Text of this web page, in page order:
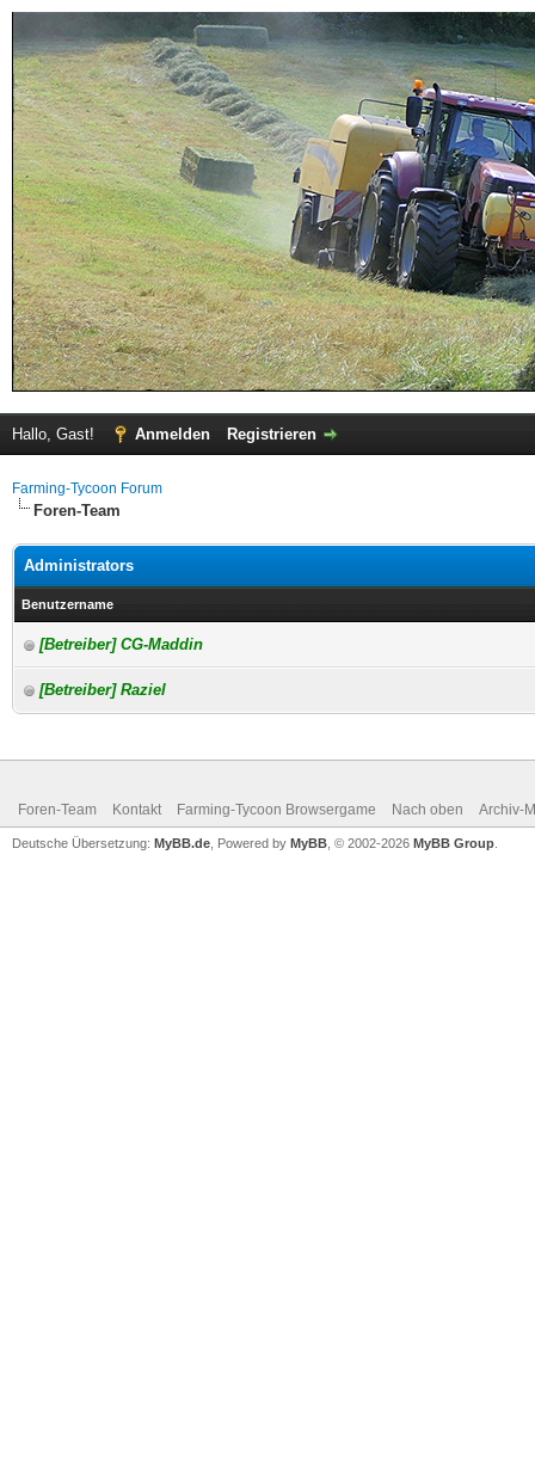
Hallo, Gast! Anmelden Registrieren
Farming-Tycoon Forum
Foren-Team
Administrators
Benutzername
[Betreiber] CG-Maddin
[Betreiber] Raziel
Foren-Team Kontakt Farming-Tycoon Browsergame Nach oben Archiv-
Deutsche Übersetzung: MyBB.de , Powered by MyBB , © 2002-2026 MyBB Group